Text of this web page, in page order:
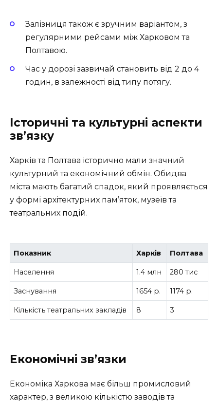
Залізниця також є зручним варіантом, з
регулярними рейсами між Харковом та
Полтавою.
Час у дорозі зазвичай становить від 2 до 4
годин, в залежності від типу потягу.
Історичні та культурні аспекти
зв’язку
Харків та Полтава історично мали значний
культурний та економічний обмін. Обидва
міста мають багатий спадок, який проявляється
у формі архітектурних пам’яток, музеїв та
театральних подій.
Показник Харків Полтава
Населення 1.4 млн 280 тис
Заснування 1654 р. 1174 р.
Кількість театральних закладів 8 3
Економічні зв’язки
Економіка Харкова має більш промисловий
характер, з великою кількістю заводів та